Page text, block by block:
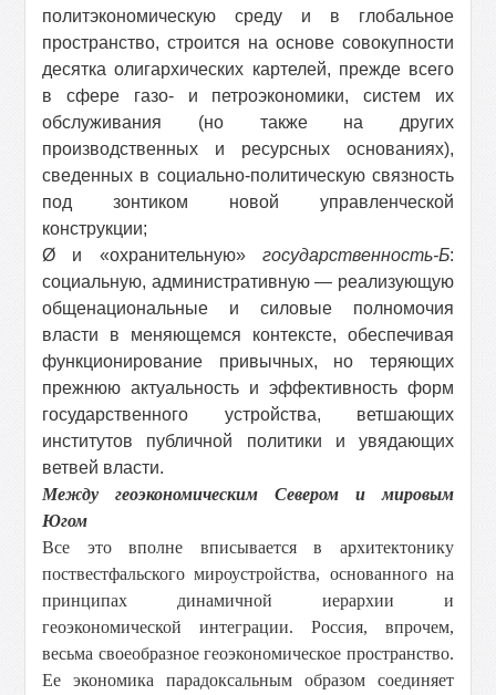
политэкономическую среду и в глобальное
пространство, строится на основе совокупности
десятка олигархических картелей, прежде всего
в сфере газо- и петроэкономики, систем их
обслуживания (но также на других
производственных и ресурсных основаниях),
сведенных в социально-политическую связность
под зонтиком новой управленческой
конструкции;
Ø и «охранительную» государственность-Б:
социальную, административную — реализующую
общенациональные и силовые полномочия
власти в меняющемся контексте, обеспечивая
функционирование привычных, но теряющих
прежнюю актуальность и эффективность форм
государственного устройства, ветшающих
институтов публичной политики и увядающих
ветвей власти.
Между геоэкономическим Севером и мировым
Югом
Все это вполне вписывается в архитектонику
поствестфальского мироустройства, основанного на
принципах динамичной иерархии и
геоэкономической интеграции. Россия, впрочем,
весьма своеобразное геоэкономическое пространство.
Ее экономика парадоксальным образом соединяет